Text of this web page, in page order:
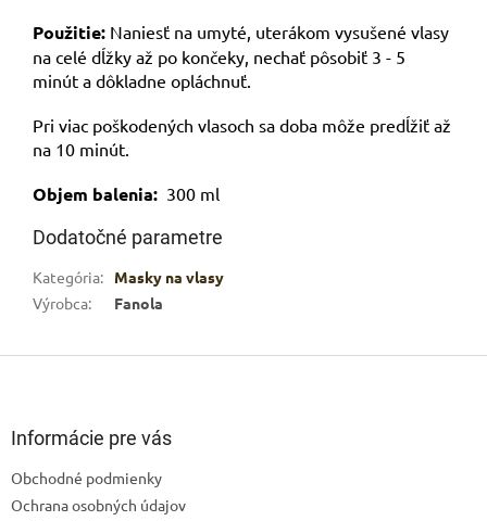
Použitie: Naniesť na umyté, uterákom vysušené vlasy
na celé dĺžky až po končeky, nechať pôsobiť 3 - 5
minút a dôkladne opláchnuť.
Pri viac poškodených vlasoch sa doba môže predĺžiť až
na 10 minút.
Objem balenia: 300 ml
Dodatočné parametre
Kategória:
Masky na vlasy
Výrobca: Fanola
Informácie pre vás
Obchodné podmienky
Ochrana osobných údajov